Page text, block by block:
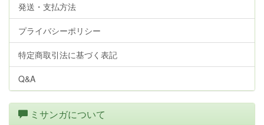
発送・支払方法
プライバシーポリシー
特定商取引法に基づく表記
Q&A
ミサンガについて